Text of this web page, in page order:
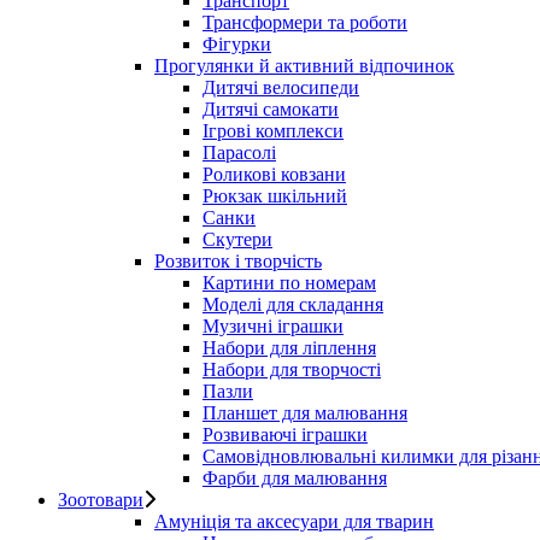
Трансформери та роботи
Фігурки
Прогулянки й активний відпочинок
Дитячі велосипеди
Дитячі самокати
Ігрові комплекси
Парасолі
Роликові ковзани
Рюкзак шкільний
Санки
Скутери
Розвиток і творчість
Картини по номерам
Моделі для складання
Музичні іграшки
Набори для ліплення
Набори для творчості
Пазли
Планшет для малювання
Розвиваючі іграшки
Самовідновлювальні килимки для
Фарби для малювання
Зоотовари
Амуніція та аксесуари для тварин